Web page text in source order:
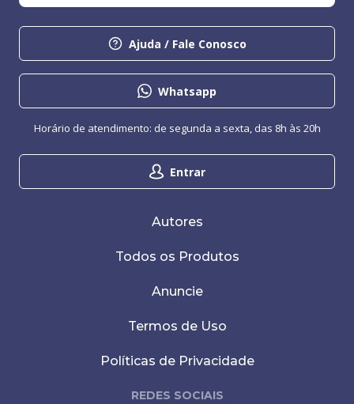
Ajuda / Fale Conosco
Whatsapp
Entrar
Horário de atendimento: de segunda a sexta, das 8h às 20h
Autores
Todos os Produtos
Anuncie
Termos de Uso
Políticas de Privacidade
REDES SOCIAIS